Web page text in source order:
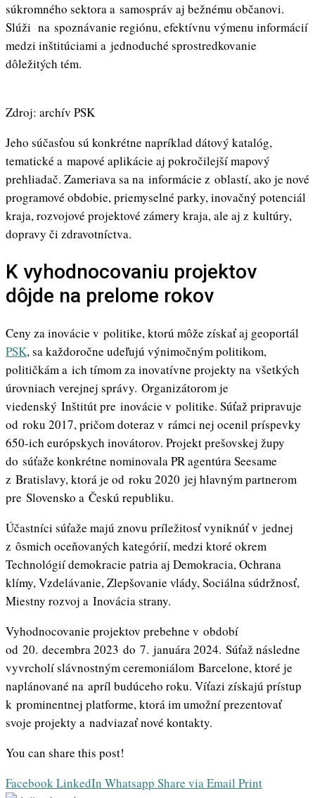
súkromného sektora a samospráv aj bežnému občanovi.
Slúži na spoznávanie regiónu, efektívnu výmenu informácií
medzi inštitúciami a jednoduché sprostredkovanie
dôležitých tém.
Zdroj: archív PSK
Jeho súčasťou sú konkrétne napríklad dátový katalóg,
tematické a mapové aplikácie aj pokročilejší mapový
prehliadač. Zameriava sa na informácie z oblastí, ako je nové
programové obdobie, priemyselné parky, inovačný potenciál
kraja, rozvojové projektové zámery kraja, ale aj z kultúry,
dopravy či zdravotníctva.
K vyhodnocovaniu projektov
dôjde na prelome rokov
Ceny za inovácie v politike, ktorú môže získať aj geoportál
PSK, sa každoročne udeľujú výnimočným politikom,
političkám a ich tímom za inovatívne projekty na všetkých
úrovniach verejnej správy. Organizátorom je
viedenský Inštitút pre inovácie v politike. Súťaž pripravuje
od roku 2017, pričom doteraz v rámci nej ocenil príspevky
650-ich európskych inovátorov. Projekt prešovskej župy
do súťaže konkrétne nominovala PR agentúra Seesame
z Bratislavy, ktorá je od roku 2020 jej hlavným partnerom
pre Slovensko a Českú republiku.
Účastníci súťaže majú znovu príležitosť vyniknúť v jednej
z ôsmich oceňovaných kategórií, medzi ktoré okrem
Technológií demokracie patria aj Demokracia, Ochrana
klímy, Vzdelávanie, Zlepšovanie vlády, Sociálna súdržnosť,
Miestny rozvoj a Inovácia strany.
Vyhodnocovanie projektov prebehne v období
od 20. decembra 2023 do 7. januára 2024. Súťaž následne
vyvrcholí slávnostným ceremoniálom Barcelone, ktoré je
naplánované na apríl budúceho roku. Víťazi získajú prístup
k prominentnej platforme, ktorá im umožní prezentovať
svoje projekty a nadviazať nové kontakty.
You can share this post!
FacebookLinkedIn Whatsapp Share via Email Print